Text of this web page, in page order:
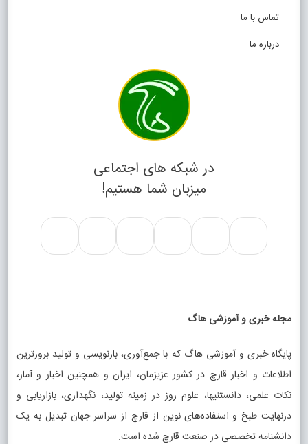
تماس با ما
درباره ما
در شبکه های اجتماعی
میزبان شما هستیم!
مجله خبری و آموزشی هاگ
پایگاه خبری و آموزشی هاگ که با جمع‌آوری، بازنویسی و تولید بروزترین
اطلاعات و اخبار قارچ در کشور عزیزمان، ایران و همچنین اخبار و آمار،
نکات علمی، دانستنیها، علوم روز در زمینه تولید، نگهداری، بازاریابی و
درنهایت طبخ و استفاده‌های نوین از قارچ از سراسر جهان تبدیل به یک
دانشنامه تخصصی در صنعت قارچ شده است.